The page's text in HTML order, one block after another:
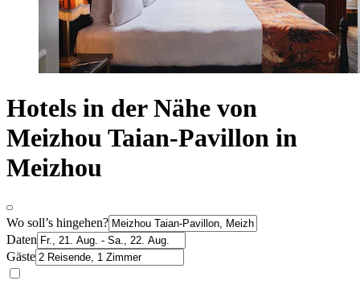
Hotels in der Nähe von
Meizhou Taian-Pavillon in
Meizhou
Wo soll’s hingehen?
Daten
Gäste